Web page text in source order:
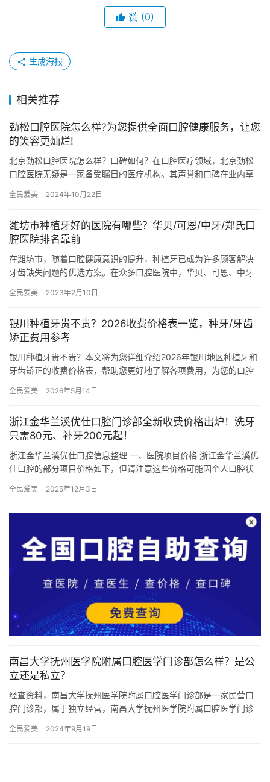
赞 (0)
生成海报
相关推荐
劲松口腔医院怎么样?为您提供全面口腔健康服务，让您
的笑容更灿烂!
北京劲松口腔医院怎么样？口碑如何？在口腔医疗领域，北京劲松
口腔医院无疑是一家备受瞩目的医疗机构。其声誉和口碑在业内享
的医疗…
全民爱美 2024年10月22日
潍坊市种植牙好的医院有哪些？华贝/可恩/中牙/郑氏口
腔医院排名靠前
在潍坊市，随着口腔健康意识的提升，种植牙已成为许多顾客解决
牙齿缺失问题的优选方案。在众多口腔医院中，华贝、可恩、中牙
领域脱…
全民爱美 2023年2月10日
银川种植牙贵不贵？2026收费价格表一览，种牙/牙齿
矫正费用参考
银川种植牙贵不贵？本文将为您详细介绍2026年银川地区种植牙和
牙齿矫正的收费价格表，帮助您更好地了解各项费用，为您的口腔
全民爱美 2026年5月14日
浙江金华兰溪优仕口腔门诊部全新收费价格出炉！洗牙
只需80元、补牙200元起！
浙江金华兰溪优仕口腔信息整理 一、医院项目价格 浙江金华兰溪优
仕口腔的部分项目价格如下，但请注意这些价格可能因个人口腔状
细…
全民爱美 2025年12月3日
南昌大学抚州医学院附属口腔医学门诊部怎么样？是公
立还是私立？
经查资料，南昌大学抚州医学院附属口腔医学门诊部是一家民营口
腔门诊部，属于独立经营，南昌大学抚州医学院附属口腔医学门诊
全民爱美 2024年9月19日